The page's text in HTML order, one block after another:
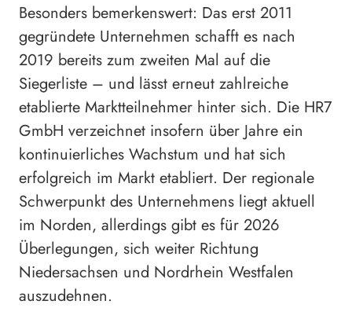
Besonders bemerkenswert: Das erst 2011
gegründete Unternehmen schafft es nach
2019 bereits zum zweiten Mal auf die
Siegerliste – und lässt erneut zahlreiche
etablierte Marktteilnehmer hinter sich. Die HR7
GmbH verzeichnet insofern über Jahre ein
kontinuierliches Wachstum und hat sich
erfolgreich im Markt etabliert. Der regionale
Schwerpunkt des Unternehmens liegt aktuell
im Norden, allerdings gibt es für 2026
Überlegungen, sich weiter Richtung
Niedersachsen und Nordrhein Westfalen
auszudehnen.